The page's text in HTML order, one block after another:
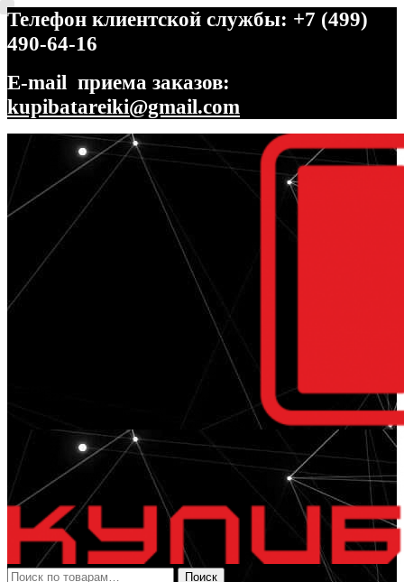
Телефон клиентской службы: +7 (499)
490-64-16
E-mail приема заказов:
kupibatareiki@gmail.com
Перейти
навигации
Перейти
содержимому
Искать:
Поиск